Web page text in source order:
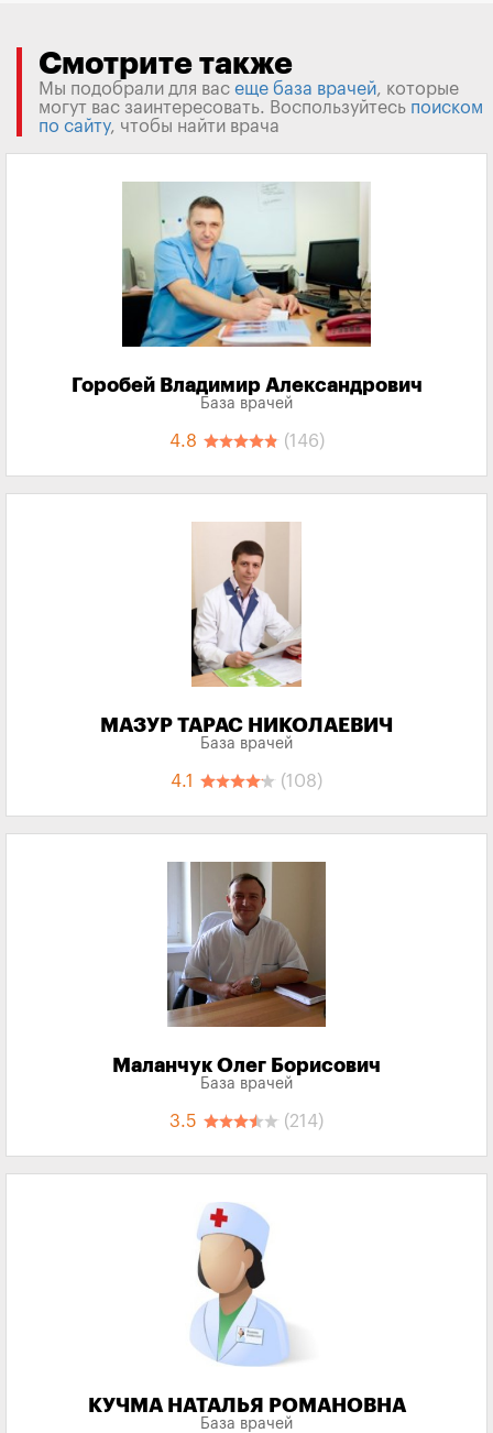
Смотрите также
Мы подобрали для вас еще база врачей, которые
могут вас заинтересовать. Воспользуйтесь поиском
по сайту, чтобы найти врача
Горобей Владимир Александрович
База врачей
4.8 (146)
МАЗУР ТАРАС НИКОЛАЕВИЧ
База врачей
4.1 (108)
Маланчук Олег Борисович
База врачей
3.5 (214)
КУЧМА НАТАЛЬЯ РОМАНОВНА
База врачей